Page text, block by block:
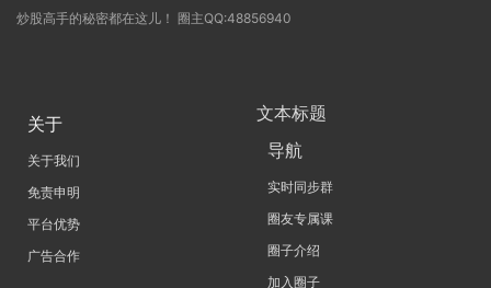
炒股高手的秘密都在这儿！ 圈主QQ:48856940
关于
关于我们
免责申明
平台优势
广告合作
文本标题
导航
实时同步群
圈友专属课
圈子介绍
加入圈子